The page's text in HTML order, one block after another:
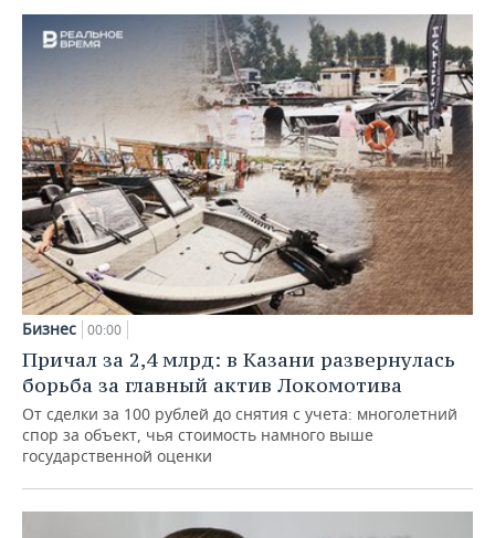
Бизнес 00:00
Причал за 2,4 млрд: в Казани развернулась
борьба за главный актив Локомотива
От сделки за 100 рублей до снятия с учета: многолетний
спор за объект, чья стоимость намного выше
государственной оценки